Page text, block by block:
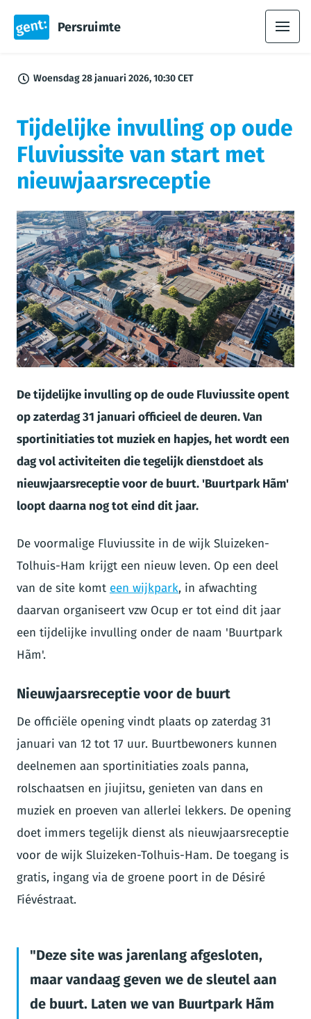
Persruimte
Woensdag 28 januari 2026, 10:30 CET
Tijdelijke invulling op oude
Fluviussite van start met
nieuwjaarsreceptie
JPG
De tijdelijke invulling op de oude Fluviussite opent
op zaterdag 31 januari officieel de deuren. Van
sportinitiaties tot muziek en hapjes, het wordt een
dag vol activiteiten die tegelijk dienstdoet als
nieuwjaarsreceptie voor de buurt. 'Buurtpark Hãm'
loopt daarna nog tot eind dit jaar.
De voormalige Fluviussite in de wijk Sluizeken-
Tolhuis-Ham krijgt een nieuw leven. Op een deel
van de site komt een wijkpark, in afwachting
daarvan organiseert vzw Ocup er tot eind dit jaar
een tijdelijke invulling onder de naam 'Buurtpark
Hãm'.
Nieuwjaarsreceptie voor de buurt
De officiële opening vindt plaats op zaterdag 31
januari van 12 tot 17 uur. Buurtbewoners kunnen
deelnemen aan sportinitiaties zoals panna,
rolschaatsen en jiujitsu, genieten van dans en
muziek en proeven van allerlei lekkers. De opening
doet immers tegelijk dienst als nieuwjaarsreceptie
voor de wijk Sluizeken-Tolhuis-Ham. De toegang is
gratis, ingang via de groene poort in de Désiré
Fiévéstraat.
Deze site was jarenlang afgesloten,
maar vandaag geven we de sleutel aan
de buurt. Laten we van Buurtpark Hãm